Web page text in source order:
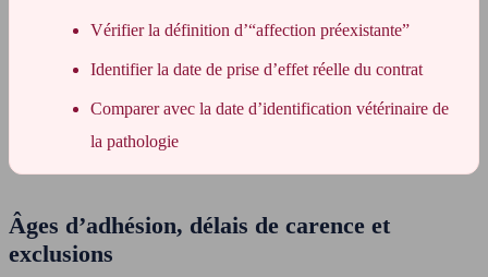
Vérifier la définition d’“affection préexistante”
Identifier la date de prise d’effet réelle du contrat
Comparer avec la date d’identification vétérinaire de
la pathologie
Âges d’adhésion, délais de carence et
exclusions